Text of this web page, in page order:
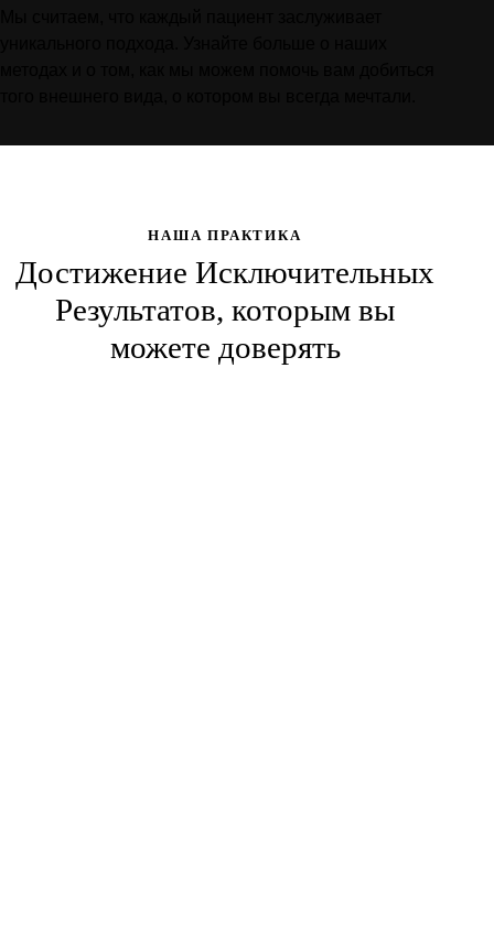
НАША ПРАКТИКА
Достижение Исключительных
Результатов, которым вы
можете доверять